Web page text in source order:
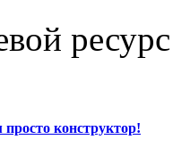
конструктор!